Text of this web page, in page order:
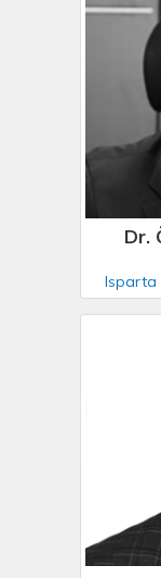
Dr.
Isparta